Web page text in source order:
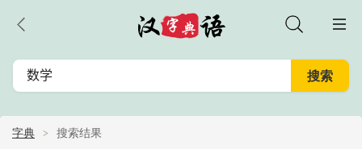
字典 搜索结果